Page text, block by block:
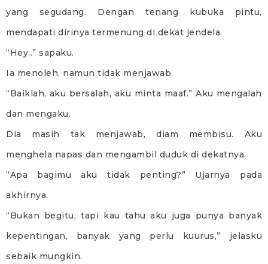
yang segudang. Dengan tenang kubuka pintu,
mendapati dirinya termenung di dekat jendela.
“Hey..” sapaku.
Ia menoleh, namun tidak menjawab.
“Baiklah, aku bersalah, aku minta maaf.” Aku mengalah
dan mengaku.
Dia masih tak menjawab, diam membisu. Aku
menghela napas dan mengambil duduk di dekatnya.
“Apa bagimu aku tidak penting?” Ujarnya pada
akhirnya.
“Bukan begitu, tapi kau tahu aku juga punya banyak
kepentingan, banyak yang perlu kuurus,” jelasku
sebaik mungkin.